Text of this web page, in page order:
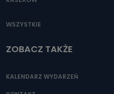
WSZYSTKIE
ZOBACZ TAKŻE
KALENDARZ WYDARZEŃ